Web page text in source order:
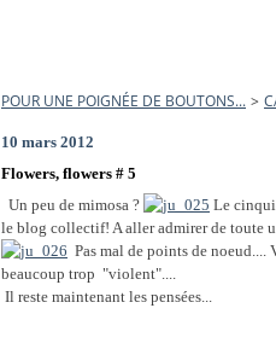
POUR UNE POIGNÉE DE BOUTONS... >
10 mars 2012
Flowers, flowers # 5
Un peu de mimosa ?
Le
le blog collectif! A aller admirer de toute
Pas mal de points de
beaucoup trop "violent"....
Il reste maintenant les pensées...